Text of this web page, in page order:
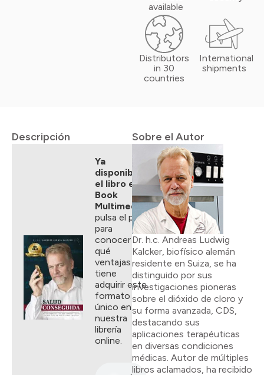
available
Distributors
in 30
countries
International
shipments
Descripción
Ya
disponible
el libro e-
Book
Multimedia,
pulsa el play
para
conocer
qué
ventajas
tiene
adquirir este
formato
único en
nuestra
librería
online.
Sobre el Autor
Dr. h.c. Andreas Ludwig
Kalcker, biofísico alemán
residente en Suiza, se ha
distinguido por sus
investigaciones pioneras
sobre el dióxido de cloro y
su forma avanzada, CDS,
destacando sus
aplicaciones terapéuticas
en diversas condiciones
médicas. Autor de múltiples
libros aclamados, ha recibido